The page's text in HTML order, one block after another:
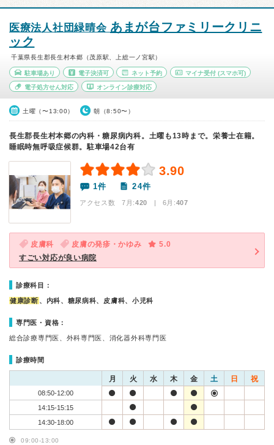
医療法人社団緑晴会 あまが台ファミリークリニ
ック
千葉県長生郡長生村本郷（茂原駅、上総一ノ宮駅）
駐車場あり 電子決済可 ネット予約 マイナ受付 (スマホ可)
電子処方せん対応 オンライン診療対応
土曜（〜13:00） 朝（8:50〜）
長生郡長生村本郷の内科・糖尿病内科。土曜も13時まで。栄養士在籍。
睡眠時無呼吸症候群。駐車場42台有
3.90
1件 24件
アクセス数 7月:420 | 6月:407
皮膚科 皮膚の発疹・かゆみ
5.0
すごい対応が良い病院
診療科目：
健康診断 、内科、糖尿病科、皮膚科、小児科
専門医・資格：
総合診療専門医、外科専門医、消化器外科専門医
診療時間
月 火 水 木 金 土 日 祝
08:50-12:00
14:15-15:15
14:30-18:00
09:00-13:00